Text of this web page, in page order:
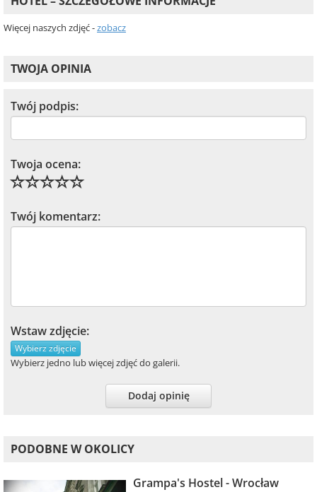
Więcej naszych zdjęć -zobacz
TWOJA OPINIA
Twój podpis:
Twoja ocena:
Twój komentarz:
Wstaw zdjęcie:
Wybierz zdjęcie
Wybierz jedno lub więcej zdjęć do galerii.
Dodaj opinię
PODOBNE W OKOLICY
Grampa's Hostel - Wrocław